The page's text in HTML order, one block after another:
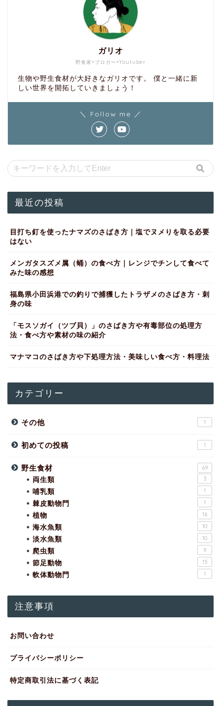
野食家×ブロガー×Youtuber
ガリオ
生物や野生食材が大好きなガリオです。 僕と一緒に新
しい世界を開拓していきましょう！
＼ Follow me ／
最近の投稿
目打ち釘を使ったナマズのさばき方｜塩でヌメりを取る必要
はない
メンガタスズメ属（蛹）の食べ方｜レンジでチンして食べて
みた味の感想
福島県小田浜港での釣りで捕獲したトラザメのさばき方・刺
身の味
「モスソガイ（ツブ貝）」のさばき方や有毒部位の処理方
法・食べ方や素材の味の紹介
マナマコのさばき方や下処理方法・美味しい食べ方・料理法
カテゴリー
その他 1
初めての投稿 1
野生食材 69
両生類 3
哺乳類 1
棘皮動物門 1
植物 16
海水魚類 10
淡水魚類 10
爬虫類 9
節足動物 15
軟体動物門 1
注意事項
お問い合わせ
プライバシーポリシー
特定商取引法に基づく表記